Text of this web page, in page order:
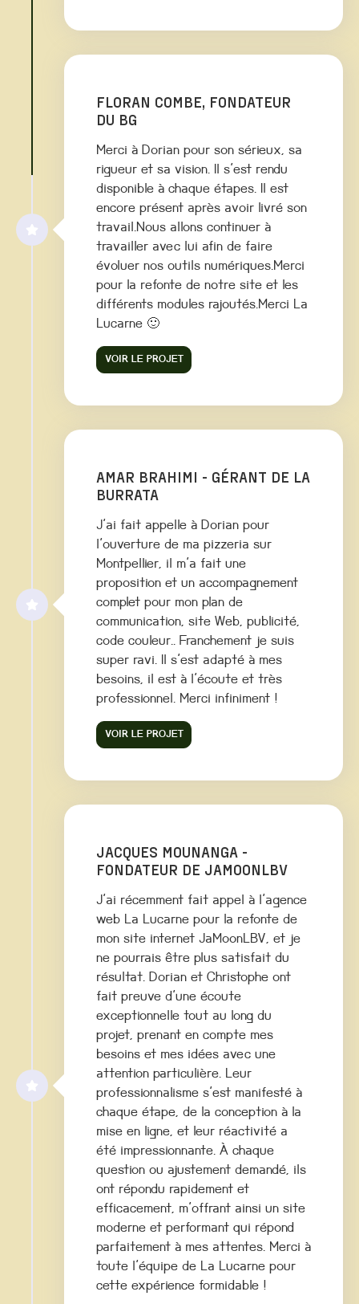
FLORAN COMBE, FONDATEUR
DU BG
Merci à Dorian pour son sérieux, sa
rigueur et sa vision. Il s'est rendu
disponible à chaque étapes. Il est
encore présent après avoir livré son
travail.Nous allons continuer à
travailler avec lui afin de faire
évoluer nos outils numériques.Merci
pour la refonte de notre site et les
différents modules rajoutés.Merci La
Lucarne 🙂
VOIR LE PROJET
AMAR BRAHIMI - GÉRANT DE LA
BURRATA
J'ai fait appelle à Dorian pour
l'ouverture de ma pizzeria sur
Montpellier, il m'a fait une
proposition et un accompagnement
complet pour mon plan de
communication, site Web, publicité,
code couleur.. Franchement je suis
super ravi. Il s'est adapté à mes
besoins, il est à l'écoute et très
professionnel. Merci infiniment !
VOIR LE PROJET
JACQUES MOUNANGA -
FONDATEUR DE JAMOONLBV
J'ai récemment fait appel à l'agence
web La Lucarne pour la refonte de
mon site internet JaMoonLBV, et je
ne pourrais être plus satisfait du
résultat. Dorian et Christophe ont
fait preuve d'une écoute
exceptionnelle tout au long du
projet, prenant en compte mes
besoins et mes idées avec une
attention particulière. Leur
professionnalisme s'est manifesté à
chaque étape, de la conception à la
mise en ligne, et leur réactivité a
été impressionnante. À chaque
question ou ajustement demandé, ils
ont répondu rapidement et
efficacement, m'offrant ainsi un site
moderne et performant qui répond
parfaitement à mes attentes. Merci à
toute l'équipe de La Lucarne pour
cette expérience formidable !